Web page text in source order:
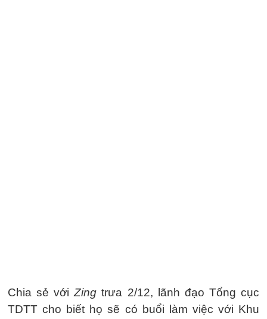
Chia sẻ vớiZingtrưa 2/12, lãnh đạo Tổng cục
TDTT cho biết họ sẽ có buổi làm việc với Khu